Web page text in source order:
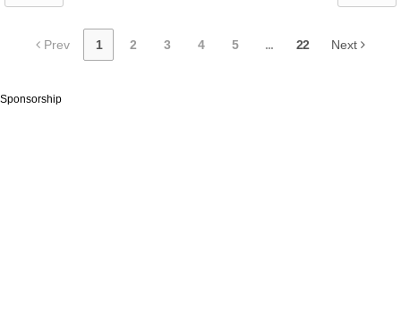
Prev 1 2 3 4 5 ... 22 Next
Sponsorship